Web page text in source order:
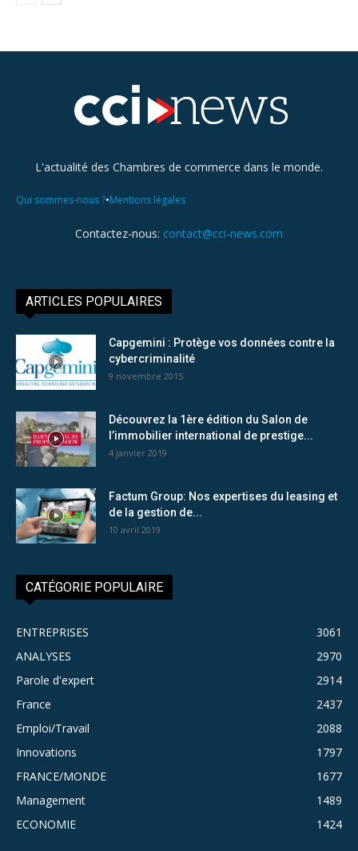
L'actualité des Chambres de commerce dans le monde.
Qui sommes-nous ?•Mentions légales
Contactez-nous: contact@cci-news.com
ARTICLES POPULAIRES
Capgemini : Protège vos données contre la
cybercriminalité
9 novembre 2015
Découvrez la 1ère édition du Salon de
l’immobilier international de prestige...
4 janvier 2019
Factum Group: Nos expertises du leasing et
de la gestion de...
10 avril 2019
CATÉGORIE POPULAIRE
ENTREPRISES
3061
ANALYSES
2970
Parole d'expert
2914
France
2437
Emploi/Travail
2088
Innovations
1797
FRANCE/MONDE
1677
Management
1489
ECONOMIE
1424